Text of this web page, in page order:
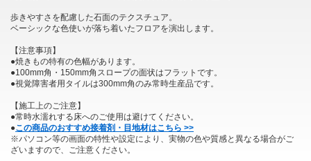
歩きやすさを配慮した石面のテクスチュア。
ベーシックな色使いが落ち着いたフロアを演出します。
【注意事項】
●焼きもの特有の色幅があります。
●100mm角・150mm角スロープの面状はフラットです。
●視覚障害者用タイルは300mm角のみ常時生産品です。
【施工上のご注意】
●常時水濡れする床へのご使用は避けてください。
●この商品のおすすめ接着剤・目地材はこちら >>
※パソコン等の画面の特性や設定により、実物の色や質感と異なる場合がご
ざいますので、ご注意ください。